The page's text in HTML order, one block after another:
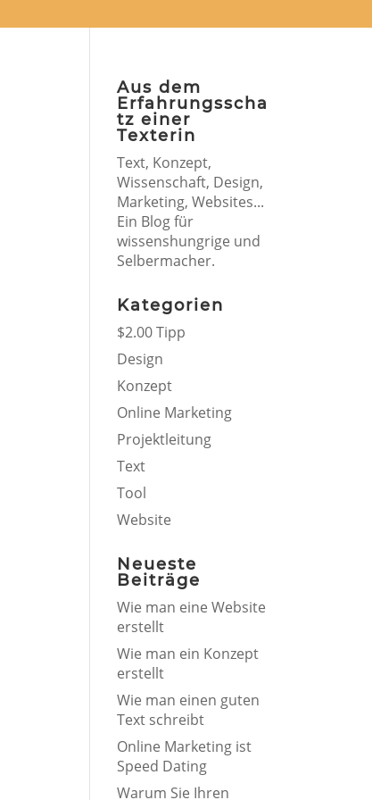
Aus dem
Erfahrungsscha
tz einer
Texterin
Text, Konzept,
Wissenschaft, Design,
Marketing, Websites...
Ein Blog für
wissenshungrige und
Selbermacher.
Kategorien
$2.00 Tipp
Design
Konzept
Online Marketing
Projektleitung
Text
Tool
Website
Neueste
Beiträge
Wie man eine Website
erstellt
Wie man ein Konzept
erstellt
Wie man einen guten
Text schreibt
Online Marketing ist
Speed Dating
Warum Sie Ihren